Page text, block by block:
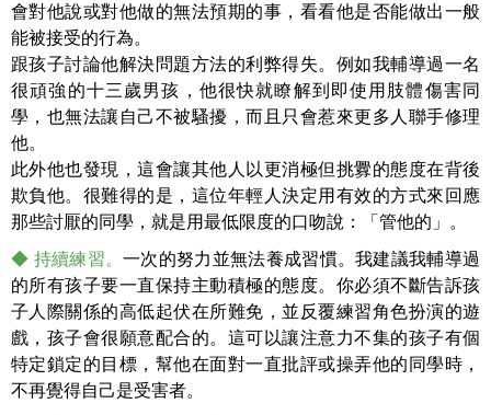
會對他說或對他做的無法預期的事，看看他是否能做出一般
能被接受的行為。
跟孩子討論他解決問題方法的利弊得失。例如我輔導過一名
很頑強的十三歲男孩，他很快就瞭解到即使用肢體傷害同
學，也無法讓自己不被騷擾，而且只會惹來更多人聯手修理
他。
此外他也發現，這會讓其他人以更消極但挑釁的態度在背後
欺負他。很難得的是，這位年輕人決定用有效的方式來回應
那些討厭的同學，就是用最低限度的口吻說：「管他的」。
◆ 持續練習。一次的努力並無法養成習慣。我建議我輔導過
的所有孩子要一直保持主動積極的態度。你必須不斷告訴孩
子人際關係的高低起伏在所難免，並反覆練習角色扮演的遊
戲，孩子會很願意配合的。這可以讓注意力不集的孩子有個
特定鎖定的目標，幫他在面對一直批評或操弄他的同學時，
不再覺得自己是受害者。